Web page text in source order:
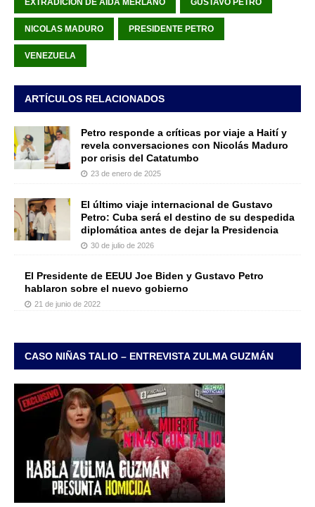
EXTRADICIÓN DE AIDA MERLANO GUSTAVO PETRO
NICOLAS MADURO PRESIDENTE PETRO
VENEZUELA
ARTÍCULOS RELACIONADOS
Petro responde a críticas por viaje a Haití y
revela conversaciones con Nicolás Maduro
por crisis del Catatumbo
23 de enero de 2025
El último viaje internacional de Gustavo
Petro: Cuba será el destino de su despedida
diplomática antes de dejar la Presidencia
30 de julio de 2026
El Presidente de EEUU Joe Biden y Gustavo Petro
hablaron sobre el nuevo gobierno
21 de junio de 2022
CASO NIÑAS TALIO – ENTREVISTA ZULMA GUZMÁN